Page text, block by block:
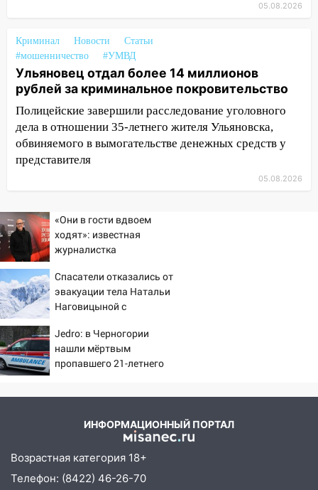
юному велосипедисту на улице
Чернышевского
08:21
В Заволжском районе украли два
велосипеда
07:18 В Ульяновск идет
тридцатиградусная жара: какая будет
погода в четверг
за плесень на стенах
05:00
Кому 6 августа звезды сулят
прибыль, а кому — испытания на
прочность
05.08.2026
22:58
ДТП с мотоциклистом
20:22
Мошенники обманули 92-летнюю
жительницу Ульяновской области
подвез троих незнакомцев на трассе и
заработал уголовное дело
18:14 Прогноз погоды на 6 августа в
Ульяновской области
05.08.2026
Криминал Новости
Статьи
#мошенничество
#УМВД
Ульяновец отдал более 14 миллионов
рублей за криминальное покровительство
Полицейские завершили расследование уголовного
дела в отношении 35-летнего жителя Ульяновска,
обвиняемого в вымогательстве денежных средств у
представителя
05.08.2026
«Они в гости вдвоем
ходят»: известная
журналистка
Бондарчука и Исаковой
Спасатели отказались от
эвакуации тела Натальи
Наговицыной с
Jedro: в Черногории
нашли мёртвым
пропавшего 21-летнего
ИНФОРМАЦИОННЫЙ ПОРТАЛ
Возрастная категория 18+
Телефон: (8422) 46-26-70